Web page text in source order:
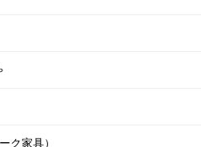
ク家具）